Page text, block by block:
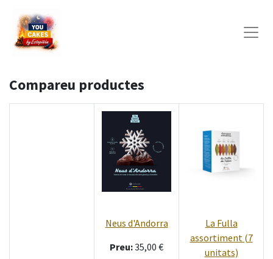
Compareu productes
Neus d'Andorra
Preu:35,00 €
La Fulla
assortiment (7
unitats)